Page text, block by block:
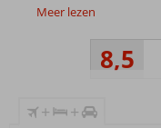
Meer lezen
8,5
+ +